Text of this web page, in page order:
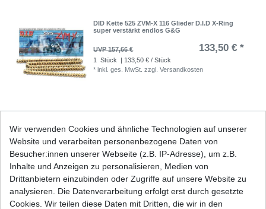
DID Kette 525 ZVM-X 116 Glieder D.I.D X-Ring
super verstärkt endlos G&G
UVP 157,66 € 133,50 € *
1 Stück
| 133,50 € / Stück
*inkl. ges. MwSt. zzgl.Versandkosten
DID Kette 525 ZVM-X 118 Glieder D.I.D X-Ring
super verstärkt endlos G&G
UVP 160,38 € 135,80 € *
| 135,80 € / Stück
inkl. ges. MwSt. Versandkosten
Wir verwenden Cookies und ähnliche Technologien auf unserer
Website und verarbeiten personenbezogene Daten von
Besucher:innen unserer Webseite (z.B. IP-Adresse), um z.B.
Inhalte und Anzeigen zu personalisieren, Medien von
Drittanbietern einzubinden oder Zugriffe auf unsere Website zu
analysieren. Die Datenverarbeitung erfolgt erst durch gesetzte
Cookies. Wir teilen diese Daten mit Dritten, die wir in den